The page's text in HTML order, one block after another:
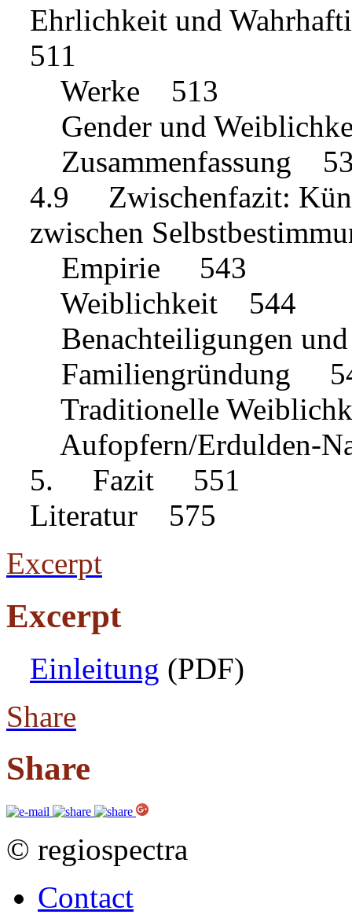
Ehrlichkeit und
511
Werke 513
Gender und
Zusammenfassung
4.9 Zwischenfazit:
zwischen
Empirie 543
Weiblichkeit 544
Benachteiligungen
Familiengründung
Traditionelle
Aufopfern/Erdulden-
5. Fazit 551
Literatur 575
Excerpt
Excerpt
Einleitung (PDF)
Share
Share
© regiospectra
Contact